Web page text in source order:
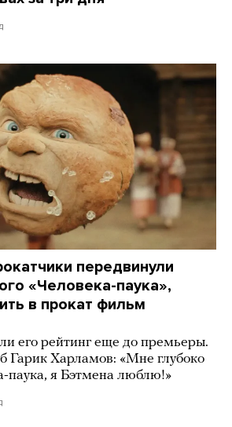
передвинули
«Человека-паука»,
в прокат фильм
его рейтинг еще до премьеры.
Гарик Харламов: «Мне глубоко
паука, я Бэтмена люблю!»